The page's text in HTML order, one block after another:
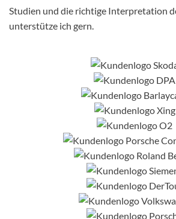
Studien und die richtige Interpretation
unterstütze ich gern.